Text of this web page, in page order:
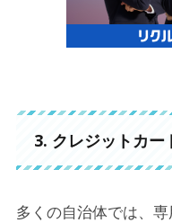
3. クレジットカー
多くの自治体では、